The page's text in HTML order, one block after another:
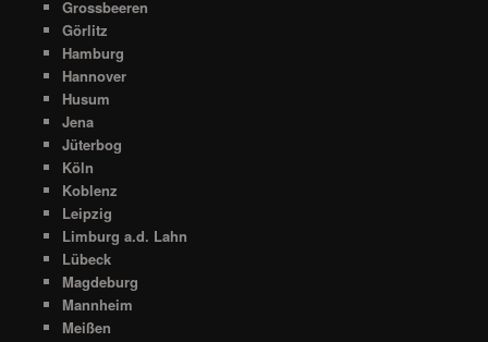
Grossbeeren
Görlitz
Hamburg
Hannover
Husum
Jena
Jüterbog
Köln
Koblenz
Leipzig
Limburg a.d. Lahn
Lübeck
Magdeburg
Mannheim
Meißen